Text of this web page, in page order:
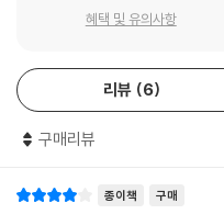
임용고시 수험생과 시를 가르치
도 도움이 될 것이다.
혜택 및 유의사항
리뷰 6
구매리뷰
종이책 구매